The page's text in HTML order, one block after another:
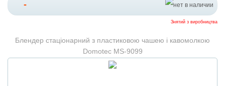
-
Знятий з виробництва
Блендер стаціонарний з пластиковою чашею і кавомолкою
Domotec MS-9099